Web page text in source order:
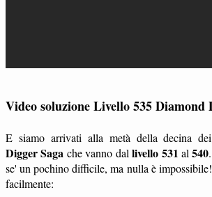
Video soluzione Livello 535 Diamond
E siamo arrivati alla metà della decina
Digger Saga che vanno dallivello 531 al540
se' un pochino difficile, ma nulla è
facilmente: